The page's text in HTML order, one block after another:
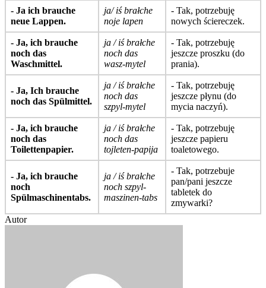
- Ja ich brauche
neue Lappen.
ja/ iś brałche
noje lapen
- Tak, potrzebuję
nowych ściereczek.
- Ja, ich brauche
noch das
Waschmittel.
ja / iś brałche
noch das
wasz-mytel
- Tak, potrzebuję
jeszcze proszku (do
prania).
- Ja, Ich brauche
noch das Spülmittel.
ja / iś brałche
noch das
szpyl-mytel
- Tak, potrzebuję
jeszcze płynu (do
mycia naczyń).
- Ja, ich brauche
noch das
Toilettenpapier.
ja / iś brałche
noch das
tojleten-papija
- Tak, potrzebuję
jeszcze papieru
toaletowego.
- Ja, ich brauche
noch
Spülmaschinentabs.
ja / iś brałche
noch szpyl-
maszinen-tabs
- Tak, potrzebuje
pan/pani jeszcze
tabletek do
zmywarki?
Autor